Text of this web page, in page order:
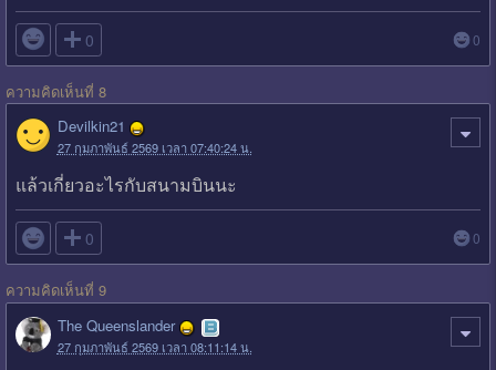
 0 0
ความคิดเห็นที่ 8
Devilkin21
27 กุมภาพันธ์ 2569 เวลา 07:40:24 น.
แล้วเกี่ยวอะไรกับสนามบินนะ
 0 0
ความคิดเห็นที่ 9
The Queenslander
27 กุมภาพันธ์ 2569 เวลา 08:11:14 น.